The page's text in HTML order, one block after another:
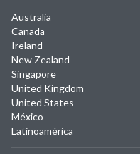
Australia
Canada
Ireland
New Zealand
Singapore
United Kingdom
United States
México
Latinoamérica